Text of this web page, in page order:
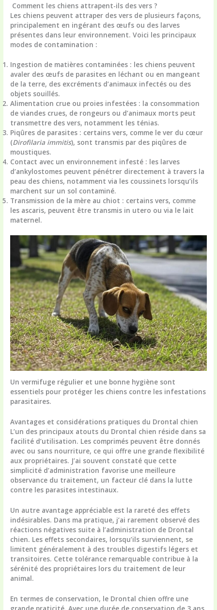
Comment les chiens attrapent-ils des vers ?
Les chiens peuvent attraper des vers de plusieurs façons,
principalement en ingérant des œufs ou des larves
présentes dans leur environnement. Voici les principaux
modes de contamination :
Ingestion de matières contaminées : les chiens peuvent
avaler des œufs de parasites en léchant ou en mangeant
de la terre, des excréments d’animaux infectés ou des
objets souillés.
Alimentation crue ou proies infestées : la consommation
de viandes crues, de rongeurs ou d’animaux morts peut
transmettre des vers, notamment les ténias.
Piqûres de parasites : certains vers, comme le ver du cœur
(Dirofilaria immitis), sont transmis par des piqûres de
moustiques.
Contact avec un environnement infesté : les larves
d’ankylostomes peuvent pénétrer directement à travers la
peau des chiens, notamment via les coussinets lorsqu’ils
marchent sur un sol contaminé.
Transmission de la mère au chiot : certains vers, comme
les ascaris, peuvent être transmis in utero ou via le lait
maternel.
Un vermifuge régulier et une bonne hygiène sont
essentiels pour protéger les chiens contre les infestations
parasitaires.
Avantages et considérations pratiques du Drontal chien
L’un des principaux atouts du Drontal chien réside dans sa
facilité d’utilisation. Les comprimés peuvent être donnés
avec ou sans nourriture, ce qui offre une grande flexibilité
aux propriétaires. J’ai souvent constaté que cette
simplicité d’administration favorise une meilleure
observance du traitement, un facteur clé dans la lutte
contre les parasites intestinaux.
Un autre avantage appréciable est la rareté des effets
indésirables. Dans ma pratique, j’ai rarement observé des
réactions négatives suite à l’administration de Drontal
chien. Les effets secondaires, lorsqu’ils surviennent, se
limitent généralement à des troubles digestifs légers et
transitoires. Cette tolérance remarquable contribue à la
sérénité des propriétaires lors du traitement de leur
animal.
En termes de conservation, le Drontal chien offre une